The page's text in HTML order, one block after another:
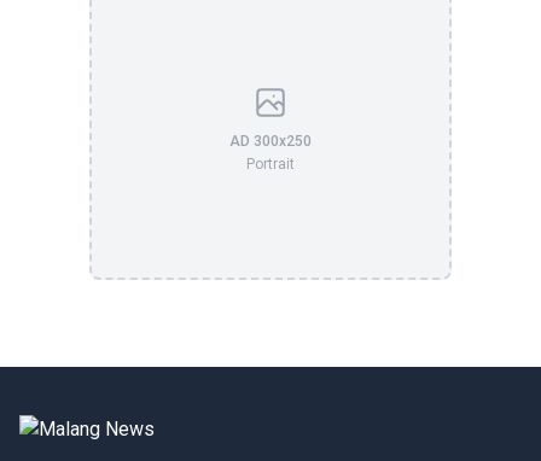
AD 300x250
Portrait